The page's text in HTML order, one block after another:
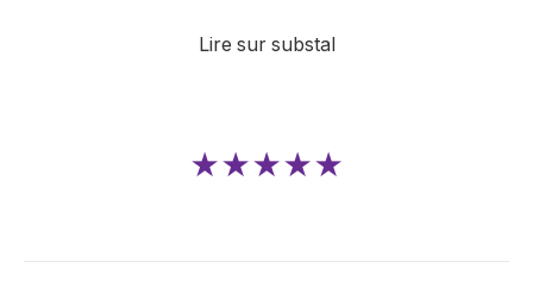
Lire sur substal
★★★★★